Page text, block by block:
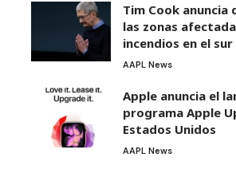
Tim Cook anuncia
las zonas
incendios en el
AAPL News
Apple anuncia el
programa Apple
Estados Unidos
AAPL News